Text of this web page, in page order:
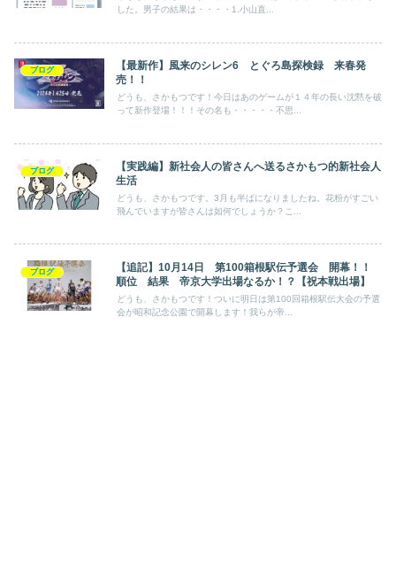
した。男子の結果は・・・・1.小山直...
ブログ
【最新作】風来のシレン6 とぐろ島探検録 来春発
売！！
どうも、さかもつです！今日はあのゲームが１４年の長い沈黙を破
って新作登場！！！その名も・・・・・不思...
ブログ
【実践編】新社会人の皆さんへ送るさかもつ的新社会人
生活
どうも、さかもつです。3月も半ばになりましたね。花粉がすごい
飛んでいますが皆さんは如何でしょうか？こ...
ブログ
【追記】10月14日 第100箱根駅伝予選会 開幕！！
順位 結果 帝京大学出場なるか！？【祝本戦出場】
どうも、さかもつです！ついに明日は第100回箱根駅伝大会の予選
会が昭和記念公園で開幕します！我らが帝...